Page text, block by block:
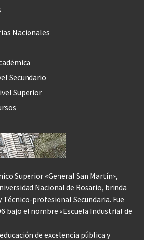
Nacionales
Secundario
Superior
Superior «General San Martín»,
Nacional de Rosario, brinda
Técnico-profesional Secundaria. Fue
bajo el nombre «Escuela Industrial de
de excelencia pública y